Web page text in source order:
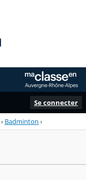
Se connecter
› Badminton ›